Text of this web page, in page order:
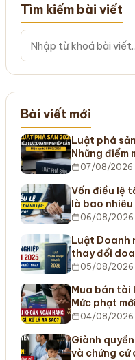
Tìm kiếm bài viết
Bài viết mới
Luật phá
Những điểm
07/08/2026
Vốn điều lệ
là bao nhiêu
06/08/2026
Luật Doanh
thay đổi
05/08/2026
Mua bán tài
Mức phạt
04/08/2026
Giành
và chứng cứ